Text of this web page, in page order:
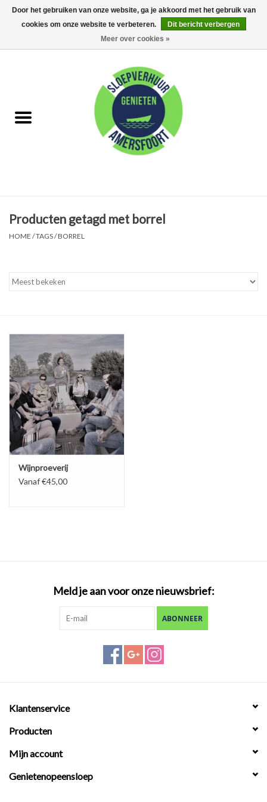
0 Artikelen - €0,00
Huur met schipper
Feest Arrangementen
Hottub boot
Producten getagd met borrel
HOME /TAGS/BORREL
Wijnproeverij
Vanaf €45,00
Meld je aan voor onze nieuwsbrief:
ABONNEER
Klantenservice
Producten
Mijn account
Genietenopeensloep
Door het gebruiken van onze website, ga je akkoord met het gebruik van
cookies om onze website te verbeteren.
Dit bericht verbergen
Meer over cookies »